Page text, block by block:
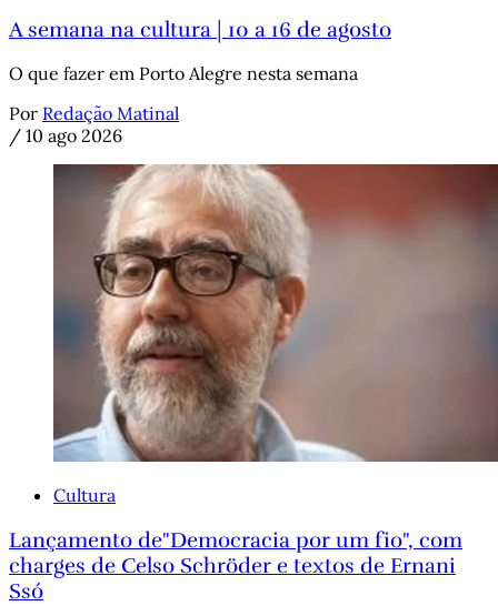
A semana na cultura | 10 a 16 de agosto
O que fazer em Porto Alegre nesta semana
Por Redação Matinal
/ 10 ago 2026
Cultura
Lançamento de"Democracia por um fio", com
charges de Celso Schröder e textos de Ernani
Ssó